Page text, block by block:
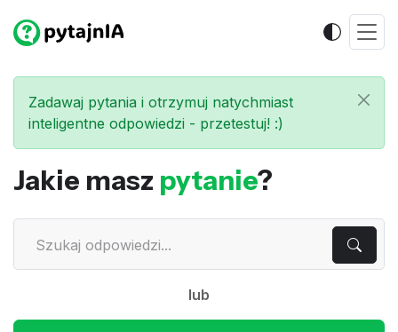
Zadawaj pytania i otrzymuj natychmiast
inteligentne odpowiedzi - przetestuj! :)
Jakie masz pytanie?
lub